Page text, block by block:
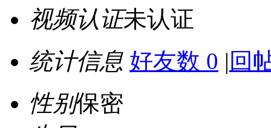
视频认证未认证
统计信息 好友数 0 | 回
性别保密